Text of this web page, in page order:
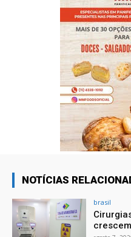
NOTÍCIAS
brasil